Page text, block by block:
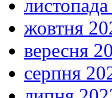
жовтня
вересня
серпня